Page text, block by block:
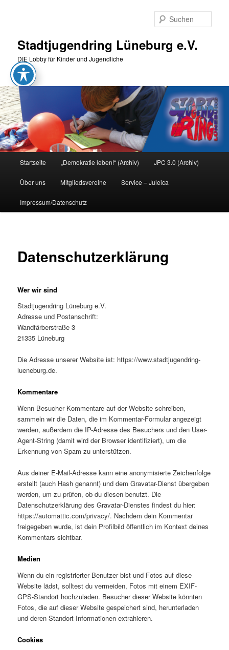
Stadtjugendring Lüneburg e.V.
DIE Lobby für Kinder und Jugendliche
Startseite „Demokratie leben!“ (Archiv) JPC 3.0 (Archiv)
Über uns Mitgliedsvereine Service – Juleica
Impressum/Datenschutz
Datenschutzerklärung
Wer wir sind
Stadtjugendring Lüneburg e.V.
Adresse und Postanschrift:
Wandfärberstraße 3
21335 Lüneburg
Die Adresse unserer Website ist: https://www.stadtjugendring-
lueneburg.de.
Kommentare
Wenn Besucher Kommentare auf der Website schreiben,
sammeln wir die Daten, die im Kommentar-Formular angezeigt
werden, außerdem die IP-Adresse des Besuchers und den User-
Agent-String (damit wird der Browser identifiziert), um die
Erkennung von Spam zu unterstützen.
Aus deiner E-Mail-Adresse kann eine anonymisierte Zeichenfolge
erstellt (auch Hash genannt) und dem Gravatar-Dienst übergeben
werden, um zu prüfen, ob du diesen benutzt. Die
Datenschutzerklärung des Gravatar-Dienstes findest du hier:
https://automattic.com/privacy/. Nachdem dein Kommentar
freigegeben wurde, ist dein Profilbild öffentlich im Kontext deines
Kommentars sichtbar.
Medien
Wenn du ein registrierter Benutzer bist und Fotos auf diese
Website lädst, solltest du vermeiden, Fotos mit einem EXIF-
GPS-Standort hochzuladen. Besucher dieser Website könnten
Fotos, die auf dieser Website gespeichert sind, herunterladen
und deren Standort-Informationen extrahieren.
Cookies